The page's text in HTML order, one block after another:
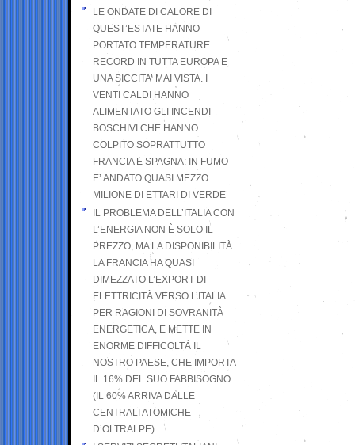
LE ONDATE DI CALORE DI
QUEST’ESTATE HANNO
PORTATO TEMPERATURE
RECORD IN TUTTA EUROPA E
UNA SICCITA’ MAI VISTA. I
VENTI CALDI HANNO
ALIMENTATO GLI INCENDI
BOSCHIVI CHE HANNO
COLPITO SOPRATTUTTO
FRANCIA E SPAGNA: IN FUMO
E’ ANDATO QUASI MEZZO
MILIONE DI ETTARI DI VERDE
IL PROBLEMA DELL’ITALIA CON
L’ENERGIA NON È SOLO IL
PREZZO, MA LA DISPONIBILITÀ.
LA FRANCIA HA QUASI
DIMEZZATO L’EXPORT DI
ELETTRICITÀ VERSO L’ITALIA
PER RAGIONI DI SOVRANITÀ
ENERGETICA, E METTE IN
ENORME DIFFICOLTÀ IL
NOSTRO PAESE, CHE IMPORTA
IL 16% DEL SUO FABBISOGNO
(IL 60% ARRIVA DALLE
CENTRALI ATOMICHE
D’OLTRALPE)